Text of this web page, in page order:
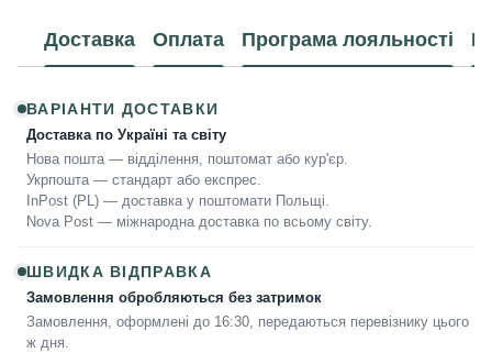
Доставка Оплата Програма лояльності
ВАРІАНТИ ДОСТАВКИ
Доставка по Україні та світу
Нова пошта — відділення, поштомат або кур'єр.
Укрпошта — стандарт або експрес.
InPost (PL) — доставка у поштомати Польщі.
Nova Post — міжнародна доставка по всьому світу.
ШВИДКА ВІДПРАВКА
Замовлення обробляються без затримок
Замовлення, оформлені до 16:30, передаються перевізнику цього
ж дня.